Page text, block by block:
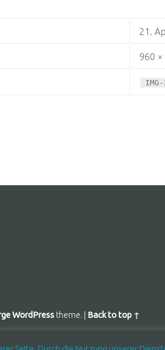
21.
960
WordPress theme. Back to top ↑